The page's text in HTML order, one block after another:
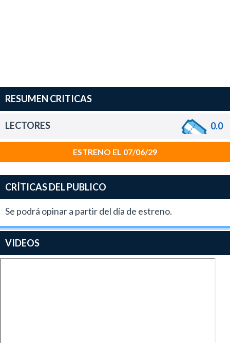
RESUMEN CRITICAS
LECTORES 0.0
ESTRENO EL 07/06/29
CRÍTICAS DEL PUBLICO
Se podrá opinar a partir del día de estreno.
VIDEOS